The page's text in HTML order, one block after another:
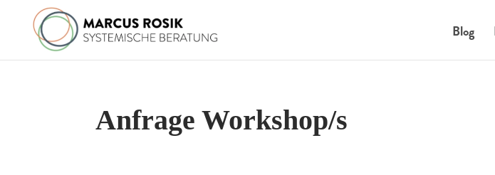
Blog
Anfrage Workshop/s